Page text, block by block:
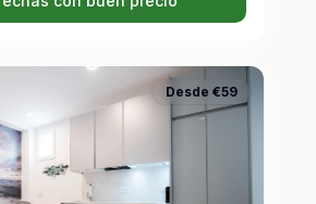
Desde €59